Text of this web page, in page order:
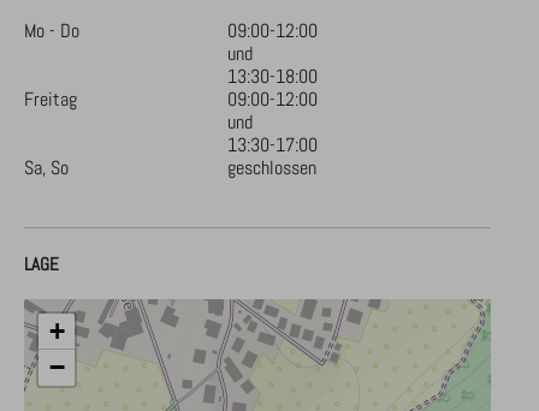
Mo - Do
09:00-12:00
und
13:30-18:00
Freitag
09:00-12:00
und
13:30-17:00
Sa, So
geschlossen
LAGE
+
−